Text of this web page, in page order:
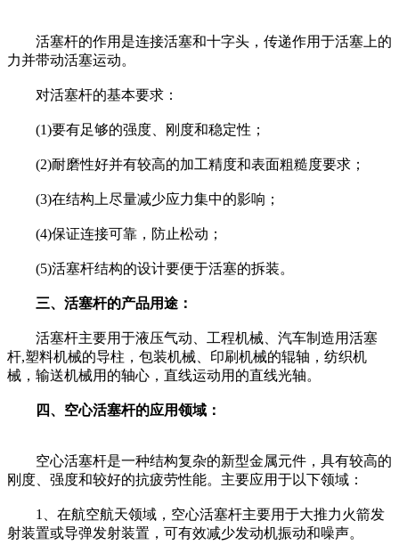
活塞杆的作用是连接活塞和十字头，传递作用于活塞上的
力并带动活塞运动。
对活塞杆的基本要求：
(1)要有足够的强度、刚度和稳定性；
(2)耐磨性好并有较高的加工精度和表面粗糙度要求；
(3)在结构上尽量减少应力集中的影响；
(4)保证连接可靠，防止松动；
(5)活塞杆结构的设计要便于活塞的拆装。
三、活塞杆的产品用途：
活塞杆主要用于液压气动、工程机械、汽车制造用活塞
杆,塑料机械的导柱，包装机械、印刷机械的辊轴，纺织机
械，输送机械用的轴心，直线运动用的直线光轴。
四、空心活塞杆的应用领域：
空心活塞杆是一种结构复杂的新型金属元件，具有较高的
刚度、强度和较好的抗疲劳性能。主要应用于以下领域：
1、在航空航天领域，空心活塞杆主要用于大推力火箭发
射装置或导弹发射装置，可有效减少发动机振动和噪声。